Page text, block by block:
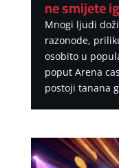
ne smijete
Mnogi ljudi
razonode,
osobito u
poput Arena
postoji tanana